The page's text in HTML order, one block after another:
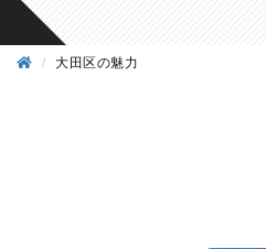
大田区の魅力